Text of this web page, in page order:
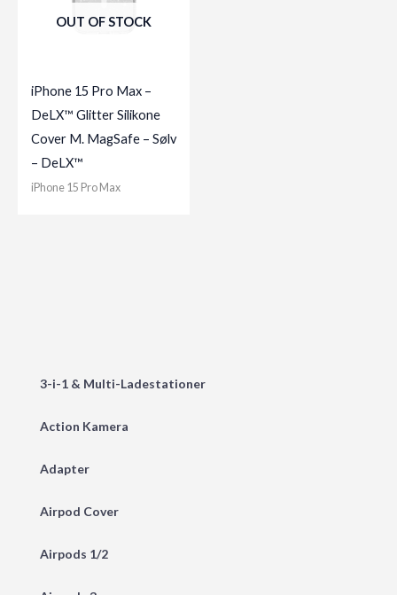
3-i-1 & Multi-Ladestationer
Action Kamera
Adapter
Airpod Cover
Airpods 1/2
OUT OF STOCK
iPhone 15 Pro Max –
DeLX™ Glitter Silikone
Cover M. MagSafe – Sølv
– DeLX™
iPhone 15 Pro Max